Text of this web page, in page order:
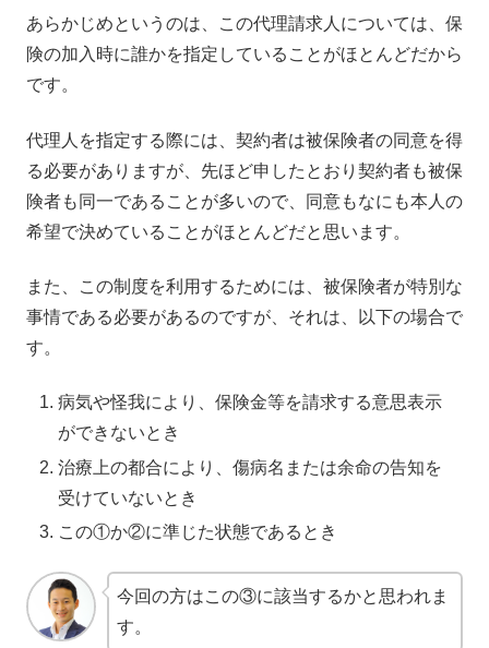
あらかじめというのは、この代理請求人については、保
険の加入時に誰かを指定していることがほとんどだから
です。
代理人を指定する際には、契約者は被保険者の同意を得
る必要がありますが、先ほど申したとおり契約者も被保
険者も同一であることが多いので、同意もなにも本人の
希望で決めていることがほとんどだと思います。
また、この制度を利用するためには、被保険者が特別な
事情である必要があるのですが、それは、以下の場合で
す。
病気や怪我により、保険金等を請求する意思表示
ができないとき
治療上の都合により、傷病名または余命の告知を
受けていないとき
この①か②に準じた状態であるとき
今回の方はこの③に該当するかと思われま
す。